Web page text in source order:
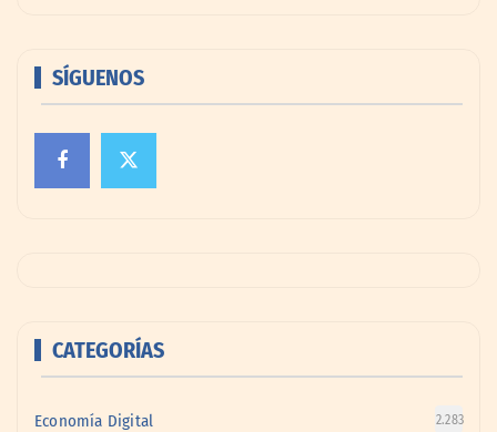
SÍGUENOS
CATEGORÍAS
Economía Digital 2.283